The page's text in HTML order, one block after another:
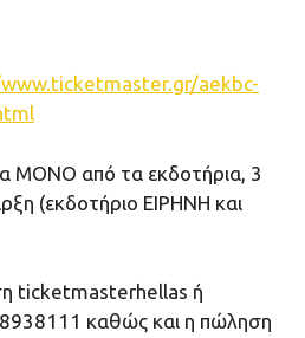
aekbc-
ΜΟΝΟ από τα εκδοτήρια, 3
(εκδοτήριο ΕΙΡΗΝΗ και
ticketmasterhellas ή
καθώς και η πώληση